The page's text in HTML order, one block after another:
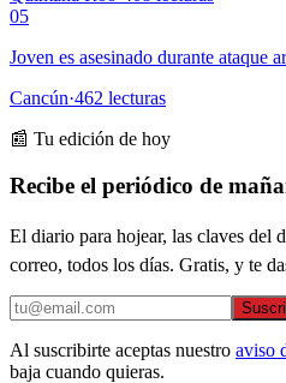
05
Joven es asesinado durante ataque
Cancún·462 lecturas
📰 Tu edición de hoy
Recibe el periódico de
El diario para hojear, las claves del
correo, todos los días. Gratis, y te
Al suscribirte aceptas nuestro aviso
baja cuando quieras.